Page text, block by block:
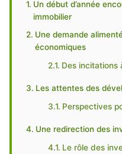
Un début d’année
immobilier
Une demande
économiques
Des incitations
Les attentes des
Perspectives
Une redirection des
Le rôle des